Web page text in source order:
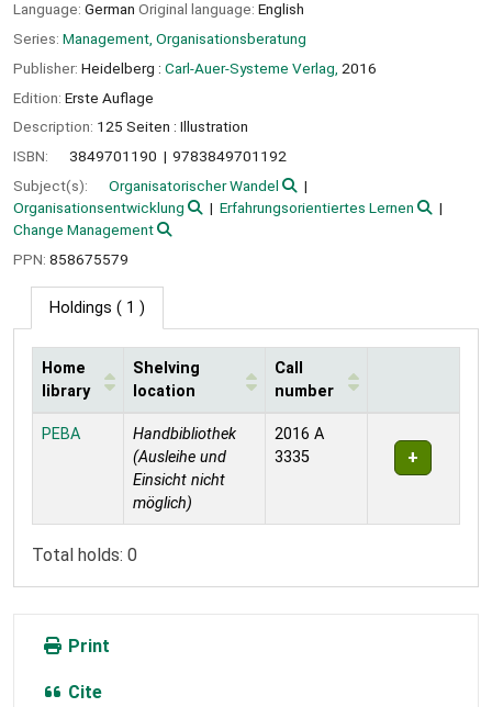
Language: German Original language: English
Series: Management, Organisationsberatung
Publisher: Heidelberg : Carl-Auer-Systeme Verlag, 2016
Edition: Erste Auflage
Description: 125 Seiten : Illustration
ISBN:
3849701190
9783849701192
Subject(s):
Organisatorischer Wandel
Organisationsentwicklung
Erfahrungsorientiertes Lernen
Change Management
PPN: 858675579
Holdings ( 1 )
Holdings
Home
library
Shelving
location
Call
number
PEBA
Handbibliothek
(Ausleihe und
Einsicht nicht
möglich)
2016 A
3335
Total holds: 0
Print
Cite